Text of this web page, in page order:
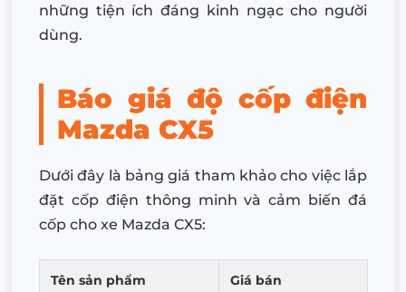
những tiện ích đáng kinh ngạc cho người
dùng.
Báo giá độ cốp điện
Mazda CX5
Dưới đây là bảng giá tham khảo cho việc lắp
đặt cốp điện thông minh và cảm biến đá
cốp cho xe Mazda CX5:
Tên sản phẩm Giá bán